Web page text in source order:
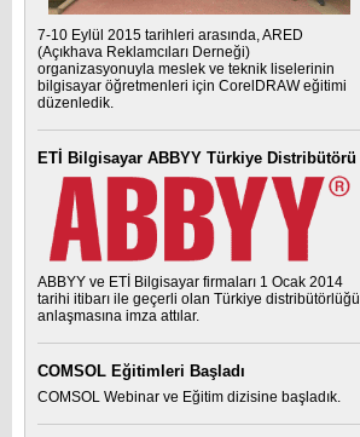
7-10 Eylül 2015 tarihleri arasında, ARED
(Açıkhava Reklamcıları Derneği)
organizasyonuyla meslek ve teknik liselerinin
bilgisayar öğretmenleri için CorelDRAW eğitimi
düzenledik.
ETİ Bilgisayar ABBYY Türkiye Distribütörü
ABBYY ve ETİ Bilgisayar firmaları 1 Ocak 2014
tarihi itibarı ile geçerli olan Türkiye distribütörlüğü
anlaşmasına imza attılar.
COMSOL Eğitimleri Başladı
COMSOL Webinar ve Eğitim dizisine başladık.